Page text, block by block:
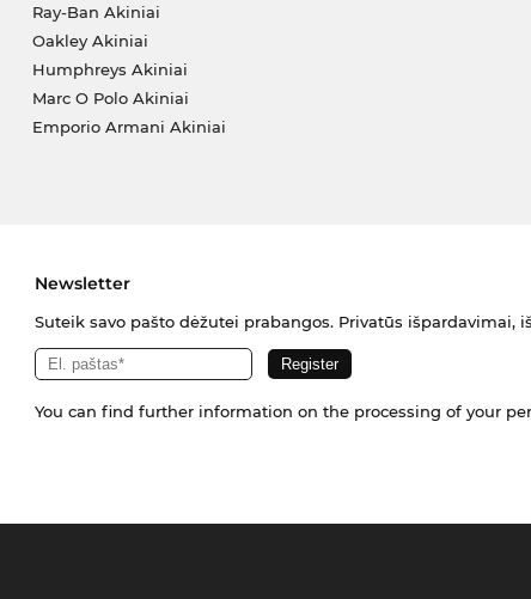
Ray-Ban Akiniai
Oakley Akiniai
Humphreys Akiniai
Marc O Polo Akiniai
Emporio Armani Akiniai
Newsletter
Suteik savo pašto dėžutei prabangos. Privatūs išpardavimai,
You can find further information on the processing of your